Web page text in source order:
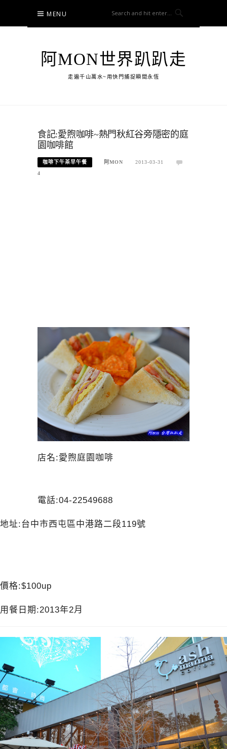
content
MENU
阿MON世界趴趴走
走遍千山萬水~用快門捕捉瞬間永恆
食記:愛煦咖啡~熱門秋紅谷旁隱密的庭
園咖啡館
咖啡下午茶早午餐 阿MON
2013-03-31
4
店名:愛煦庭園咖啡
電話:04-22549688
地址:台中市西屯區中港路二段119號
價格:$100up
用餐日期:2013年2月